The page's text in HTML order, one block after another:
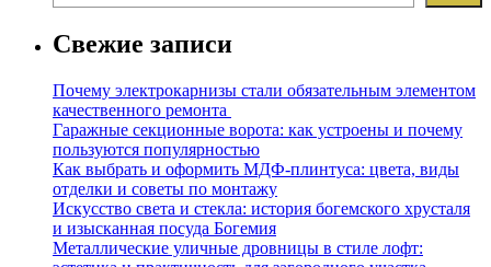
Свежие записи
Почему электрокарнизы стали обязательным элементом
качественного ремонта
Гаражные секционные ворота: как устроены и почему
пользуются популярностью
Как выбрать и оформить МДФ-плинтуса: цвета, виды
отделки и советы по монтажу
Искусство света и стекла: история богемского хрусталя
и изысканная посуда Богемия
Металлические уличные дровницы в стиле лофт: